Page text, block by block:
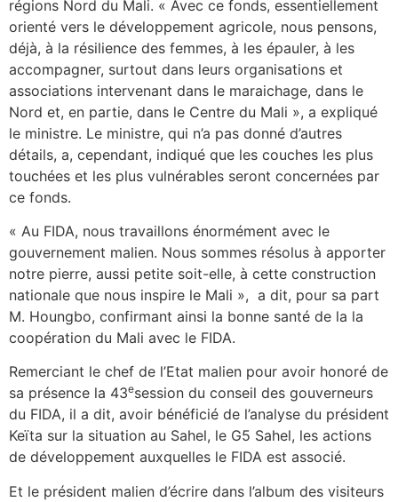
régions Nord du Mali. « Avec ce fonds, essentiellement
orienté vers le développement agricole, nous pensons,
déjà, à la résilience des femmes, à les épauler, à les
accompagner, surtout dans leurs organisations et
associations intervenant dans le maraichage, dans le
Nord et, en partie, dans le Centre du Mali », a expliqué
le ministre. Le ministre, qui n’a pas donné d’autres
détails, a, cependant, indiqué que les couches les plus
touchées et les plus vulnérables seront concernées par
ce fonds.
« Au FIDA, nous travaillons énormément avec le
gouvernement malien. Nous sommes résolus à apporter
notre pierre, aussi petite soit-elle, à cette construction
nationale que nous inspire le Mali », a dit, pour sa part
M. Houngbo, confirmant ainsi la bonne santé de la la
coopération du Mali avec le FIDA.
Remerciant le chef de l’Etat malien pour avoir honoré de
sa présence la 43esession du conseil des gouverneurs
du FIDA, il a dit, avoir bénéficié de l’analyse du président
Keïta sur la situation au Sahel, le G5 Sahel, les actions
de développement auxquelles le FIDA est associé.
Et le président malien d’écrire dans l’album des visiteurs